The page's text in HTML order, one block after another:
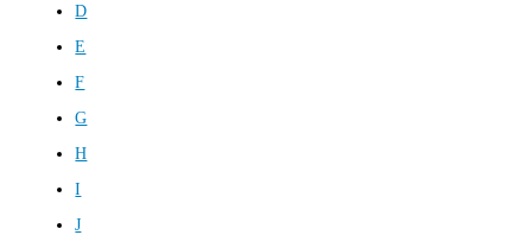
D
E
F
G
H
I
J